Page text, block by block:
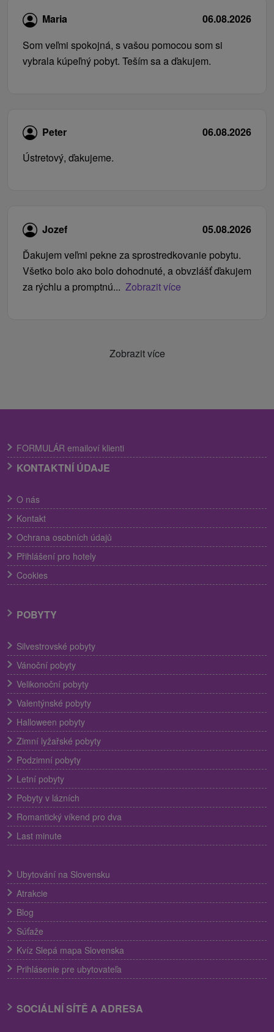
Maria
06.08.2026
Som veľmi spokojná, s vašou pomocou som si
vybrala kúpeľný pobyt. Teším sa a ďakujem.
Peter
06.08.2026
Ústretový, ďakujeme.
Jozef
05.08.2026
Ďakujem veľmi pekne za sprostredkovanie pobytu.
Všetko bolo ako bolo dohodnuté, a obvzlášť ďakujem
za rýchlu a promptnú... Zobrazit více
Zobrazit více
FORMULÁR emailoví klienti
KONTAKTNÍ ÚDAJE
O nás
Kontakt
Ochrana osobních údajů
Přihlášení pro hotely
Cookies
POBYTY
Silvestrovské pobyty
Vánoční pobyty
Velikonoční pobyty
Valentýnské pobyty
Halloween pobyty
Zimní lyžařské pobyty
Podzimní pobyty
Letní pobyty
Pobyty v lázních
Romantický víkend pro dva
Last minute
Ubytování na Slovensku
Atrakcie
Blog
Súťaže
Kvíz Slepá mapa Slovenska
Prihlásenie pre ubytovateľa
SOCIÁLNÍ SÍTĚ A ADRESA